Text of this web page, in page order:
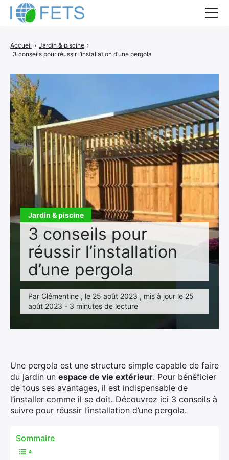
Jardin & piscine
3 conseils pour
réussir l’installation
d’une pergola
Par Clémentine , le 25 août 2023 , mis à jour le 25
août 2023 - 3 minutes de lecture
Accueil › Jardin & piscine ›
3 conseils pour réussir l’installation d’une pergola
Une pergola est une structure simple capable de faire
du jardin un espace de vie extérieur. Pour bénéficier
de tous ses avantages, il est indispensable de
l’installer comme il se doit. Découvrez ici 3 conseils à
suivre pour réussir l’installation d’une pergola.
Sommaire
Actualités
Métiers du BTP
Guides thermiques
Aides à la rénovation
DEVIS